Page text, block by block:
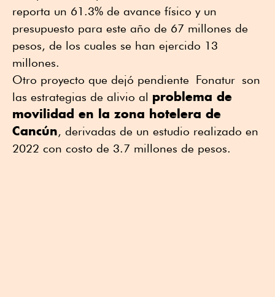
reporta un 61.3% de avance físico y un
presupuesto para este año de 67 millones de
pesos, de los cuales se han ejercido 13
millones.
Otro proyecto que dejó pendiente Fonatur son
las estrategias de alivio al problema de
movilidad en la zona hotelera de
Cancún, derivadas de un estudio realizado en
2022 con costo de 3.7 millones de pesos.